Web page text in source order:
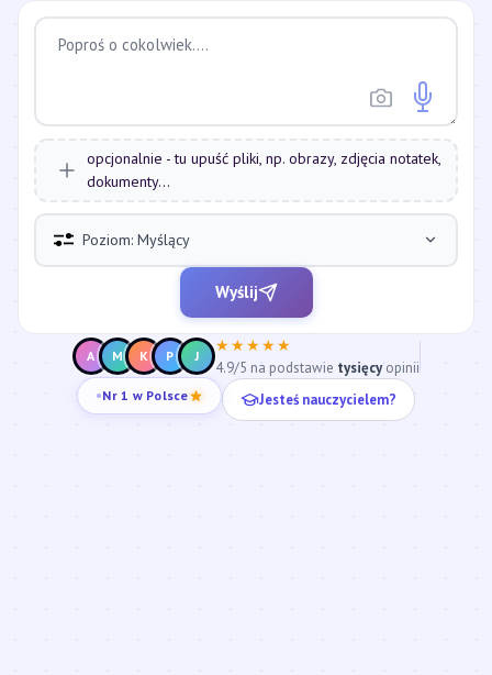
opcjonalnie - tu upuść pliki, np. obrazy, zdjęcia notatek,
dokumenty...
Poziom: Myślący
Wyślij
A M K P J
★★★★★
4.9/5 na podstawie tysięcyopinii
Nr 1 w Polsce Jesteś nauczycielem?